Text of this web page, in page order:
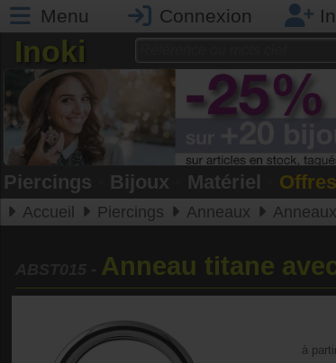
Menu Connexion
Inoki
Piercings Bijoux Matériel Offres
Accueil Piercings Anneaux
Anneau titane
à